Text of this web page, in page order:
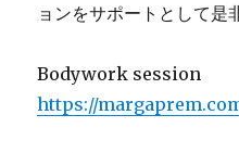
ョンをサポートとして是
Bodywork session
https://